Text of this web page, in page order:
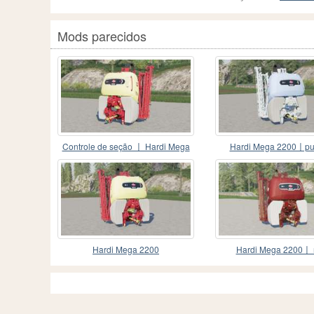
Mods parecidos
Controle de seção 〡 Hardi Mega
2200
Hardi Mega 2200〡
líquidos para
Hardi Mega 2200
Hardi Mega 2200〡